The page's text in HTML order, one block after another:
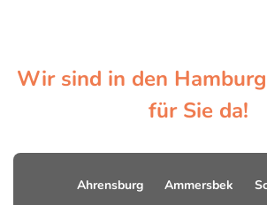
Wir sind in den
für Sie da!
Ahrensburg Ammersbek